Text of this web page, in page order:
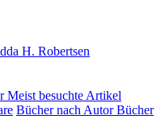
H. Robertsen
Meist besuchte Artikel
Bücher nach AutorBücher